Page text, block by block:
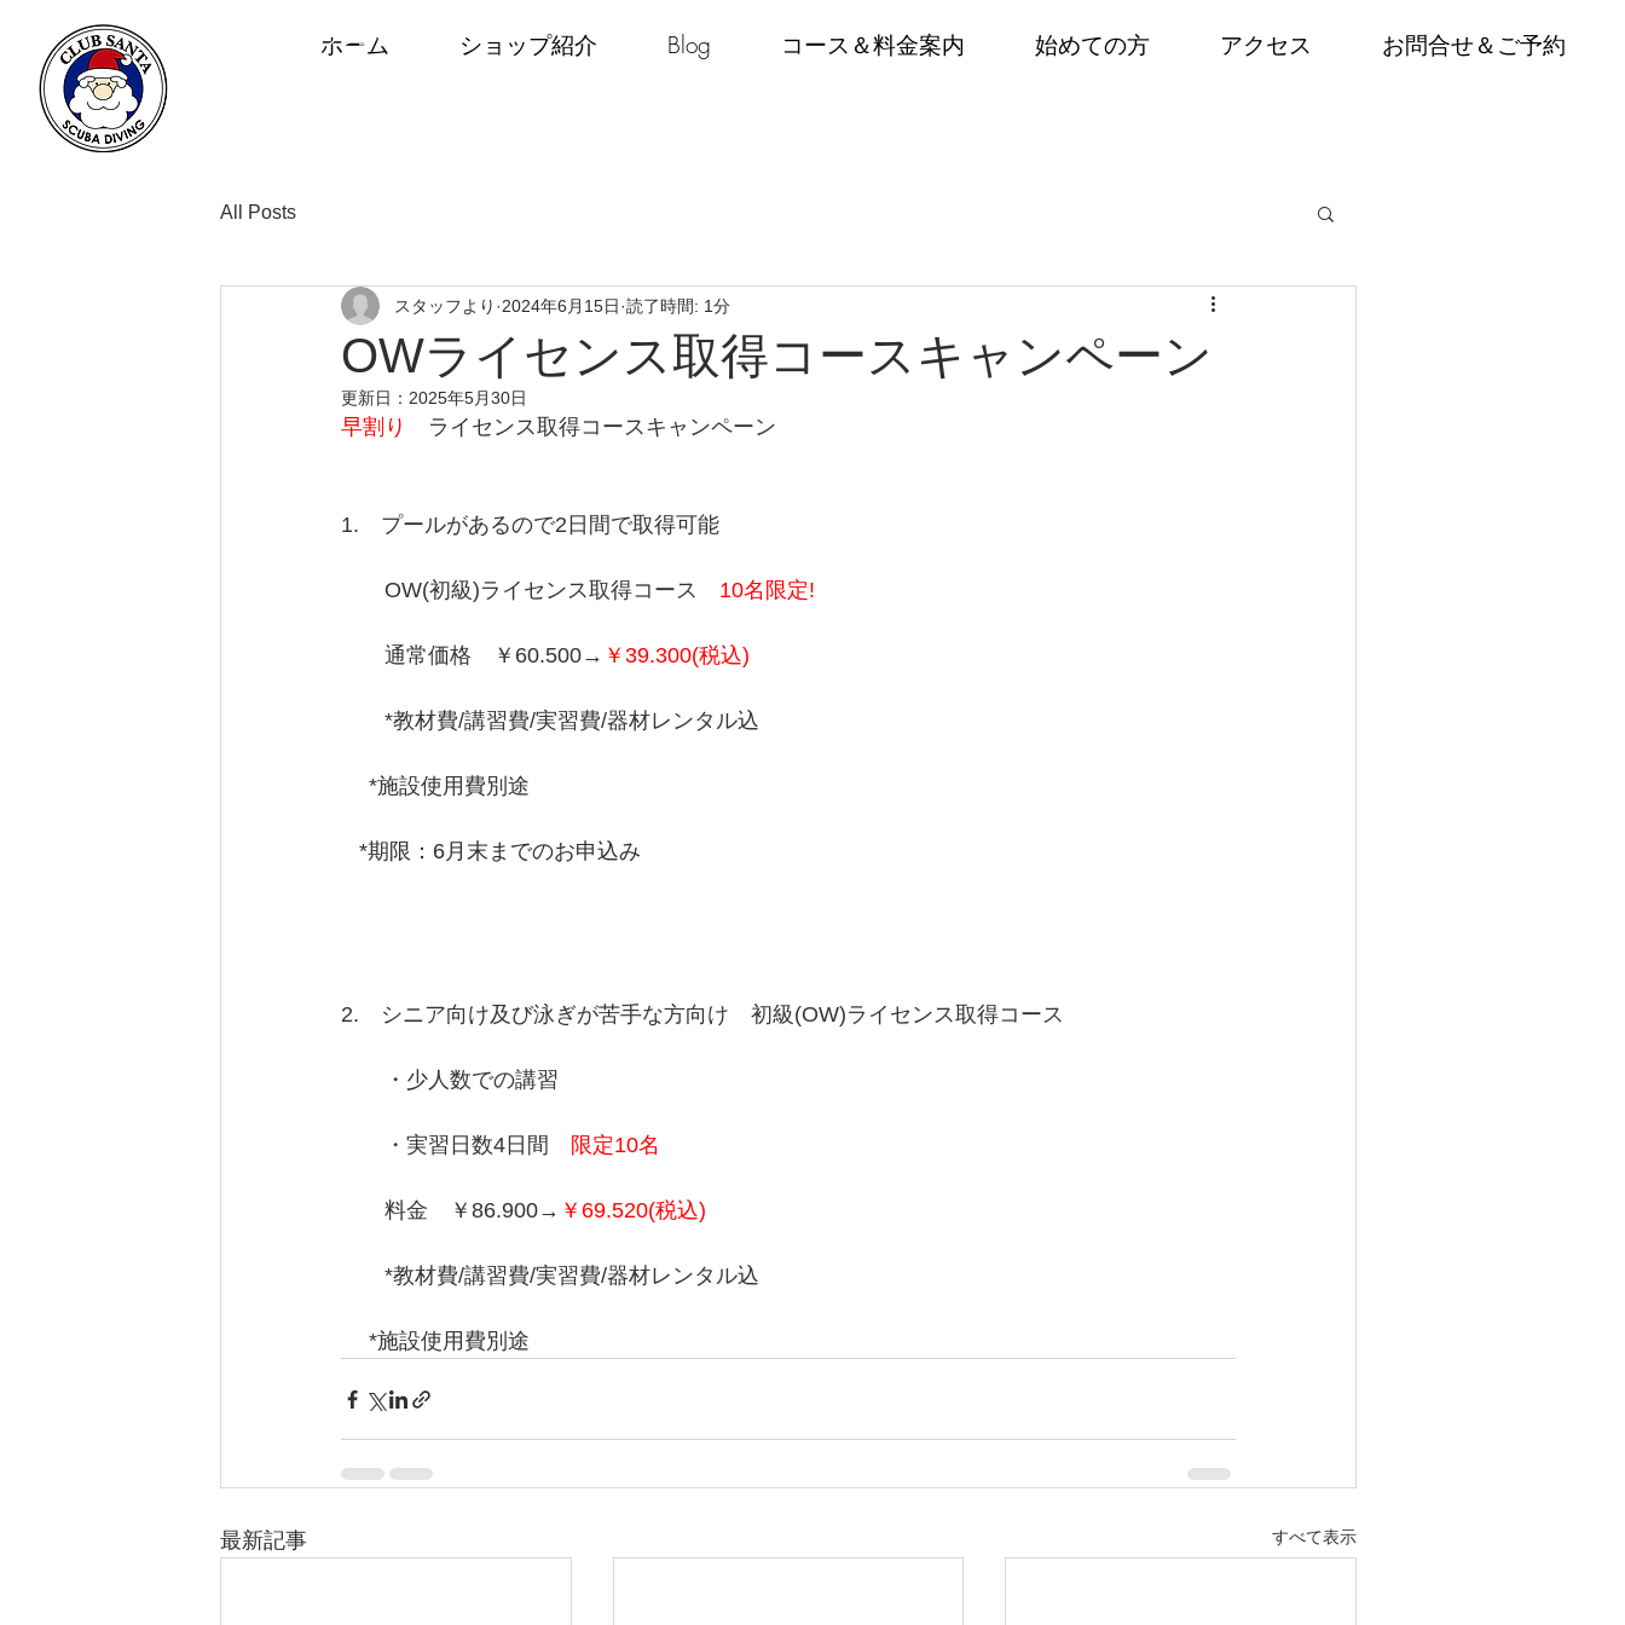
スキューバダイビングショップ
クラブサンタ
ホーム ショップ紹介 Blog コース＆料金案内 始めての方 アクセス お問合せ＆ご予約
All Posts
OWライセンス取得コースキャンペーン
スタッフより 2024年6月15日 読了時間: 1分
更新日： 2025年5月30日
早割り ライセンス取得コースキャンペーン
1.　プールがあるので2日間で取得可能
OW(初級)ライセンス取得コース 10名限定!
通常価格　￥60.500→ ￥39.300(税込)
*教材費/講習費/実習費/器材レンタル込
*施設使用費別途
   *期限：6月末までのお申込み
2.　シニア向け及び泳ぎが苦手な方向け　初級(OW)ライセンス取得コース
・少人数での講習
・実習日数4日間 限定10名
料金　￥86.900→ ￥69.520(税込)
*教材費/講習費/実習費/器材レンタル込
*施設使用費別途
最新記事 すべて表示